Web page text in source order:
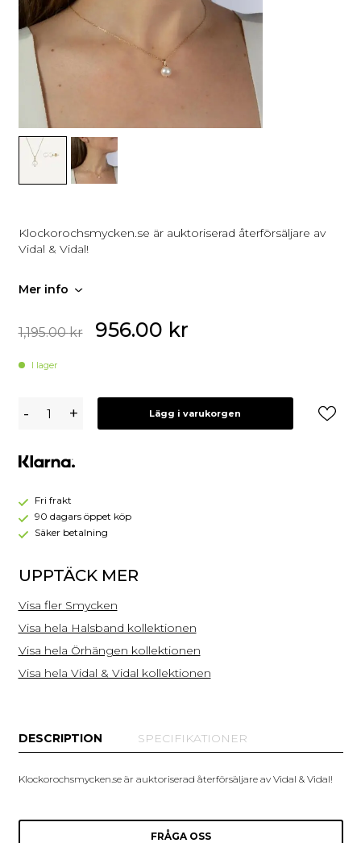
Klockorochsmycken.se är auktoriserad återförsäljare av
Vidal & Vidal!
Mer info
1,195.00kr 956.00 kr
I lager
&
SET
Halsband
Örhängen
Pärlor
X7700838
- + Lägg i varukorgen
Fri frakt
90 dagars öppet köp
Säker betalning
UPPTÄCK MER
Visa fler Smycken
Visa hela Halsband kollektionen
Visa hela Örhängen kollektionen
Visa hela Vidal & Vidal kollektionen
DESCRIPTION SPECIFIKATIONER
Klockorochsmycken.se är auktoriserad återförsäljare av Vidal & Vidal!
FRÅGA OSS